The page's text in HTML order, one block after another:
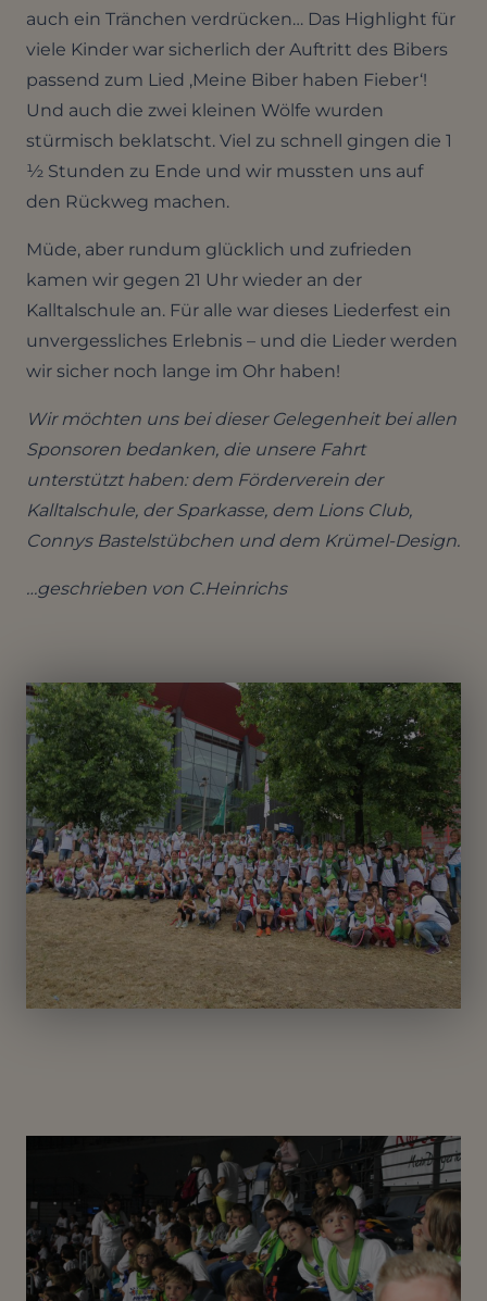
auch ein Tränchen verdrücken… Das Highlight für
viele Kinder war sicherlich der Auftritt des Bibers
passend zum Lied ‚Meine Biber haben Fieber‘!
Und auch die zwei kleinen Wölfe wurden
stürmisch beklatscht. Viel zu schnell gingen die 1
½ Stunden zu Ende und wir mussten uns auf
den Rückweg machen.
Müde, aber rundum glücklich und zufrieden
kamen wir gegen 21 Uhr wieder an der
Kalltalschule an. Für alle war dieses Liederfest ein
unvergessliches Erlebnis – und die Lieder werden
wir sicher noch lange im Ohr haben!
Wir möchten uns bei dieser Gelegenheit bei allen
Sponsoren bedanken, die unsere Fahrt
unterstützt haben: dem Förderverein der
Kalltalschule, der Sparkasse, dem Lions Club,
Connys Bastelstübchen und dem Krümel-Design.
…geschrieben von C.Heinrichs